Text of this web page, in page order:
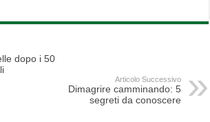
dopo i 50
Articolo Successivo
Dimagrire camminando: 5
segreti da conoscere